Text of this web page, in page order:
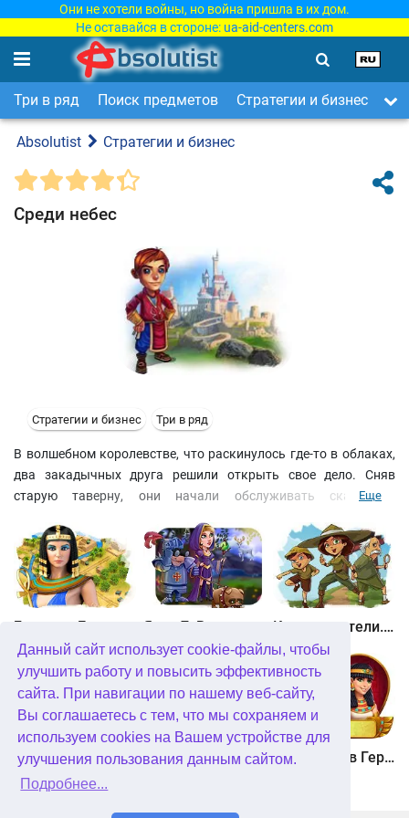
Данный сайт использует cookie-файлы, чтобы
улучшить работу и повысить эффективность
сайта. При навигации по нашему веб-сайту,
Вы соглашаетесь с тем, что мы сохраняем и
используем cookies на Вашем устройстве для
улучшения пользования данным сайтом.
Подробнее...
Они не хотели войны, но война пришла в их дом.
Не оставайся в стороне: ua-aid-centers.com
Три в ряд Поиск предметов Стратегии и бизнес
Absolutist Стратегии и бизнес
Среди небес
Стратегии и бизнес Три в ряд
В волшебном королевстве, что раскинулось где-то в облаках,
два закадычных друга решили открыть свое дело. Сняв
старую таверну, они начали обслуживать сказочных
и Маркусу на пройти 50 динамичных уровней и решить
дополнительные мини-игры в стиле "три в ряд". Зарабатывайте
золото и откройте 5 успешных заведений в этой бизнес-игре.
Еще
Кладоискатели. Камень души
Кладоискатели. Снежная королева. Коллекционное издание Алисия Квотермейн 3. Тайна пылающего золота. Коллекционное издание 12 подвигов Геракла. Как я встретил Мегару. Коллекционное издание